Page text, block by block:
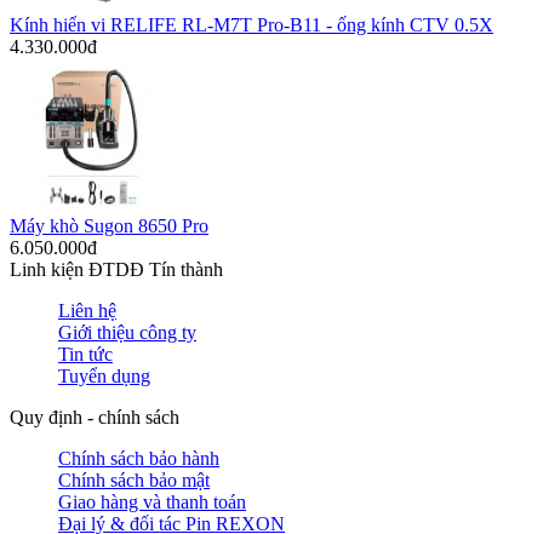
Kính hiển vi RELIFE RL-M7T Pro-B11 - ống kính CTV 0.5X
4.330.000đ
Máy khò Sugon 8650 Pro
6.050.000đ
Linh kiện ĐTDĐ Tín thành
Liên hệ
Giới thiệu công ty
Tin tức
Tuyển dụng
Quy định - chính sách
Chính sách bảo hành
Chính sách bảo mật
Giao hàng và thanh toán
Đại lý & đối tác Pin REXON